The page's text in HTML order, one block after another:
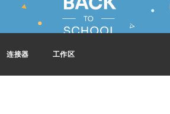
连接器 工作区